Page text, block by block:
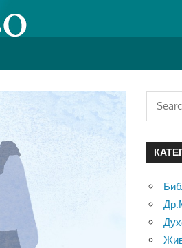
Search